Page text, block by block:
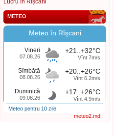
Lucru în Rîșcani
METEO
Meteo în Rîşcani
Vineri
07.08.26
+21..+32°C
Vînt 7m/s
Sîmbătă
08.08.26
+20..+26°C
Vînt 6.2m/s
Duminică
09.08.26
+17..+26°C
Vînt 4.9m/s
Meteo pentru 10 zile
meteo2.md